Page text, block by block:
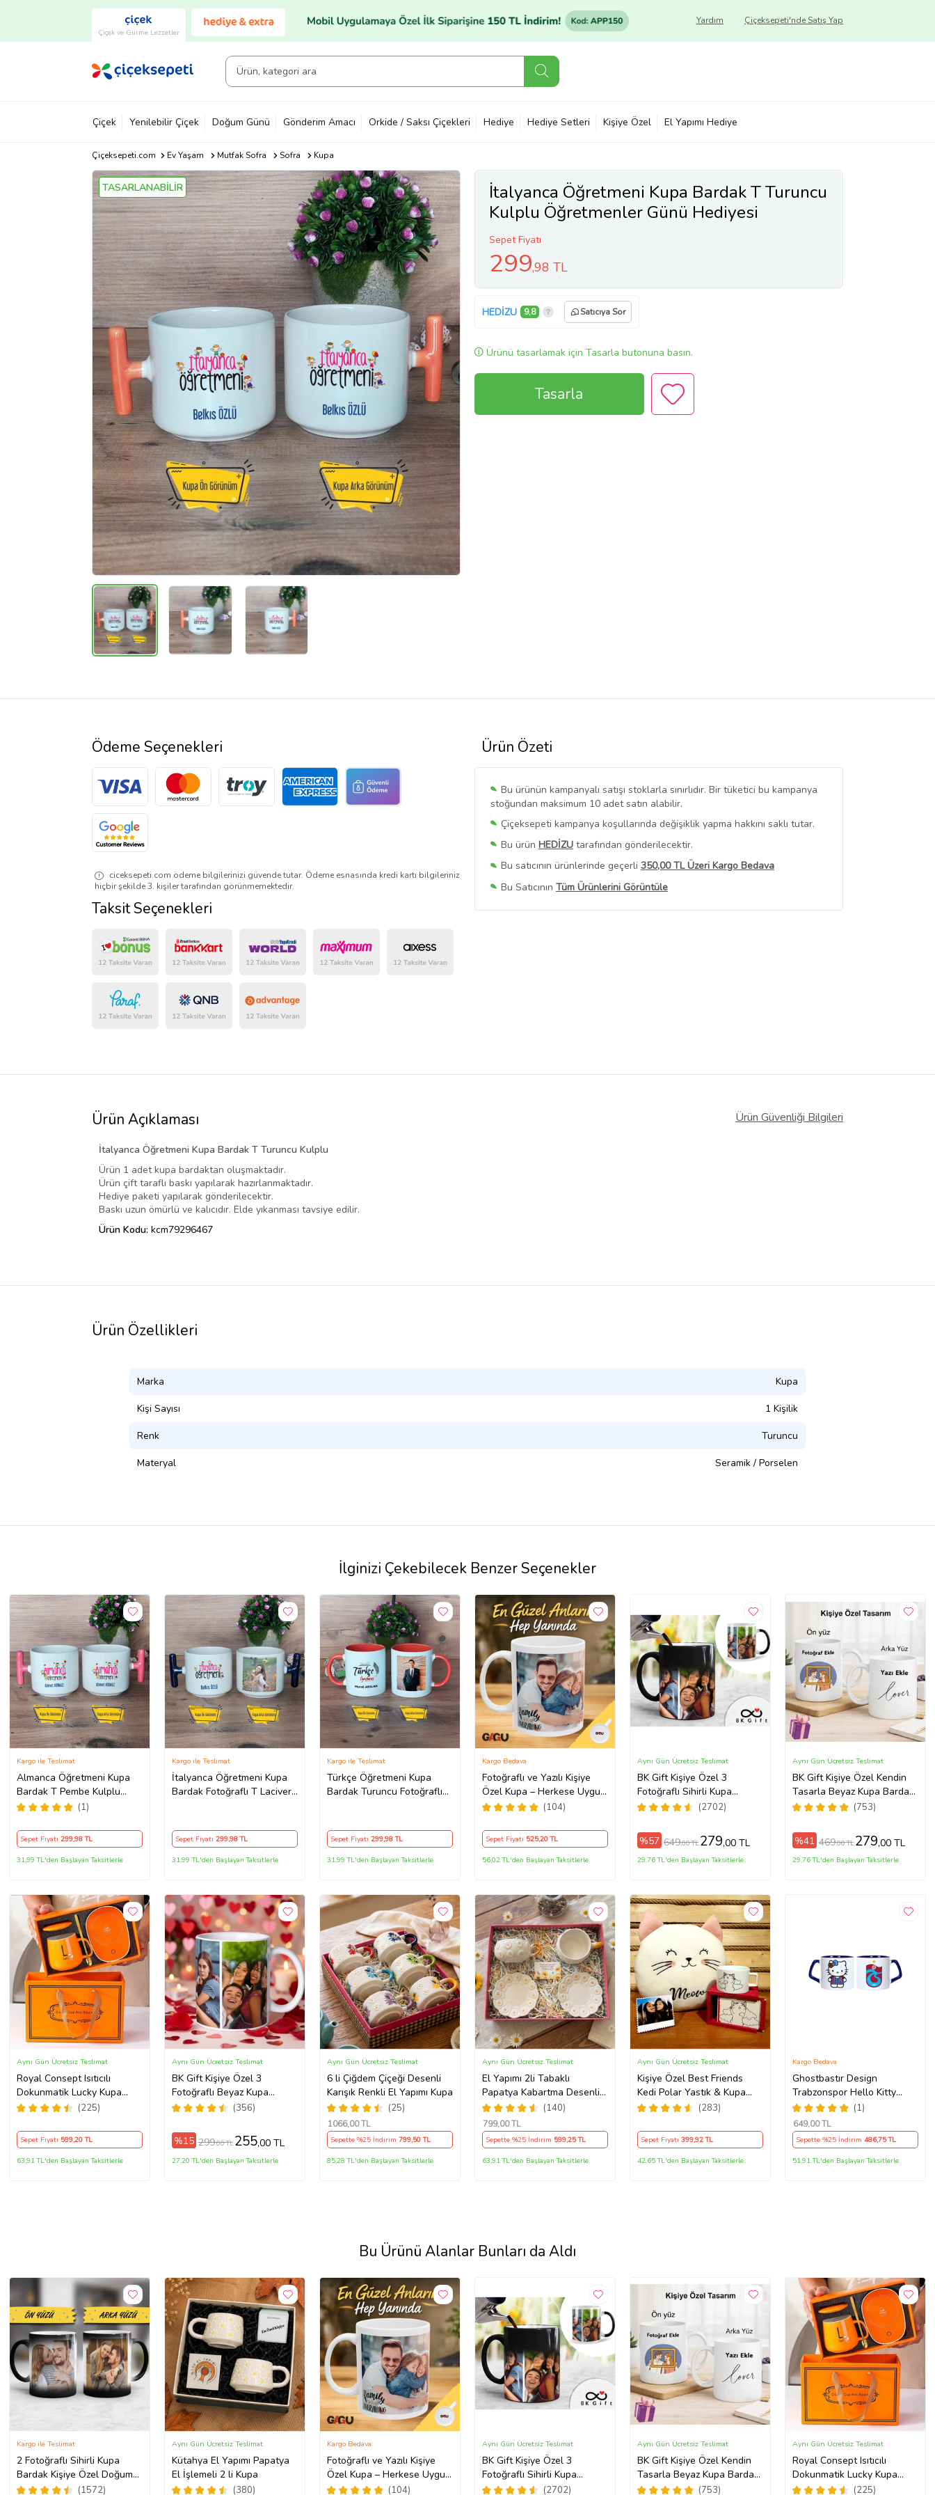
Çiçek ve Gurme Lezzetler
Çiçeksepeti'nde Satış Yap
Yardım
Çiçek Yenilebilir Çiçek Doğum Günü Gönderim Amacı Orkide / Saksı Çiçekleri Hediye Hediye Setleri Kişiye Özel El Yapımı Hediye
Çiçeksepeti.com Ev Yaşam Mutfak Sofra Sofra Kupa
TASARLANABİLİR
İtalyanca Öğretmeni Kupa Bardak T Turuncu
Kulplu Öğretmenler Günü Hediyesi
Sepet Fiyatı
299,98 TL
HEDİZU 9,8 Satıcıya Sor
Ürünü tasarlamak için Tasarla butonuna basın.
Tasarla
Ürün Özeti
Bu ürünün kampanyalı satışı stoklarla sınırlıdır. Bir tüketici bu kampanya
stoğundan maksimum 10 adet satın alabilir.
Çiçeksepeti kampanya koşullarında değişiklik yapma hakkını saklı tutar.
Bu ürün HEDİZU tarafından gönderilecektir.
Bu satıcının ürünlerinde geçerli 350,00 TL Üzeri Kargo Bedava
Bu Satıcının Tüm Ürünlerini Görüntüle
Ürün sayfasında gördüğünüz fiyat bilgileri, satıcı tarafından
Ödeme Seçenekleri
ciceksepeti.com ödeme bilgilerinizi güvende tutar. Ödeme esnasında kredi kartı bilgileriniz
hiçbir şekilde 3. kişiler tarafından görünmemektedir.
Taksit Seçenekleri
Ürün Açıklaması Ürün Güvenliği Bilgileri
İtalyanca Öğretmeni Kupa Bardak T Turuncu Kulplu
Ürün 1 adet kupa bardaktan oluşmaktadır.
Ürün çift taraflı baskı yapılarak hazırlanmaktadır.
Hediye paketi yapılarak gönderilecektir.
Baskı uzun ömürlü ve kalıcıdır. Elde yıkanması tavsiye edilir.
Ürün Kodu: kcm79296467
Ürün Özellikleri
Marka Kupa
Kişi Sayısı 1 Kişilik
Renk Turuncu
Materyal Seramik / Porselen
İlginizi Çekebilecek Benzer Seçenekler
Almanca Öğretmeni Kupa
Bardak T Pembe Kulplu
Öğretmenler Günü Hediyesi
(1)
Kargo ile Teslimat
Sepet Fiyatı 299,98 TL
31,99 TL'den Başlayan Taksitlerle
İtalyanca Öğretmeni Kupa
Bardak Fotoğraflı T Lacivert
Kargo ile Teslimat
Sepet Fiyatı 299,98 TL
31,99 TL'den Başlayan Taksitlerle
Türkçe Öğretmeni Kupa
Bardak Turuncu Fotoğraflı
Kargo ile Teslimat
Sepet Fiyatı 299,98 TL
31,99 TL'den Başlayan Taksitlerle
Fotoğraflı ve Yazılı Kişiye
Özel Kupa – Herkese Uygun
Anlamlı Hediye Porselen(104)
Kargo Bedava
Sepet Fiyatı 525,20 TL
56,02 TL'den Başlayan Taksitlerle
BK Gift Kişiye Özel 3
Fotoğraflı Sihirli Kupa
Bardak, Arkadaşa Hediye,
(2702)
Aynı Gün Ücretsiz Teslimat
%57 649,00 TL 279,00 TL
29,76 TL'den Başlayan Taksitlerle
BK Gift Kişiye Özel Kendin
Tasarla Beyaz Kupa Bardak,
Sevgiliye Hediye, Arkadaşa
Hediyesi
(753)
Aynı Gün Ücretsiz Teslimat
%41 469,00 TL 279,00 TL
29,76 TL'den Başlayan Taksitlerle
Royal Consept Isıtıcılı
Dokunmatik Lucky Kupa
Bardak Seti
(225)
Aynı Gün Ücretsiz Teslimat
Sepet Fiyatı 599,20 TL
63,91 TL'den Başlayan Taksitlerle
BK Gift Kişiye Özel 3
Fotoğraflı Beyaz Kupa
Bardak, Sevgiliye Hediye,
(356)
Aynı Gün Ücretsiz Teslimat
%15 299,00 TL 255,00 TL
27,20 TL'den Başlayan Taksitlerle
6 li Çiğdem Çiçeği Desenli
Karışık Renkli El Yapımı Kupa
(25)
Aynı Gün Ücretsiz Teslimat
1066,00 TL
Sepette %25 İndirim 799,50 TL
85,28 TL'den Başlayan Taksitlerle
El Yapımı 2li Tabaklı
Papatya Kabartma Desenli
Beren Kupa - Seviyor
Sevmiyor
(140)
Aynı Gün Ücretsiz Teslimat
799,00 TL
Sepette %25 İndirim 599,25 TL
63,91 TL'den Başlayan Taksitlerle
Kişiye Özel Best Friends
Kedi Polar Yastık & Kupa
Arkadaşa Hediye
(283)
Aynı Gün Ücretsiz Teslimat
Sepet Fiyatı399,92 TL
42,65 TL'den Başlayan Taksitlerle
Ghostbastır Design
Trabzonspor Hello Kitty
Kupa Bardak Tek Adet 089
(1)
Kargo Bedava
649,00 TL
Sepette %25 İndirim 486,75 TL
51,91 TL'den Başlayan Taksitlerle
Bu Ürünü Alanlar Bunları da Aldı
2 Fotoğraflı Sihirli Kupa
Bardak Kişiye Özel Doğum
Günü Hediyesi Sevgiliye
(1572)
Kargo ile Teslimat
Kütahya El Yapımı Papatya
El İşlemeli 2 li Kupa
(380)
Aynı Gün Ücretsiz Teslimat
Fotoğraflı ve Yazılı Kişiye
Özel Kupa – Herkese Uygun
Anlamlı Hediye Porselen(104)
Kargo Bedava
BK Gift Kişiye Özel 3
Fotoğraflı Sihirli Kupa
Bardak, Arkadaşa Hediye,
(2702)
Aynı Gün Ücretsiz Teslimat
BK Gift Kişiye Özel Kendin
Tasarla Beyaz Kupa Bardak,
Sevgiliye Hediye, Arkadaşa
(753)
Aynı Gün Ücretsiz Teslimat
Royal Consept Isıtıcılı
Dokunmatik Lucky Kupa
Bardak Seti
(225)
Aynı Gün Ücretsiz Teslimat